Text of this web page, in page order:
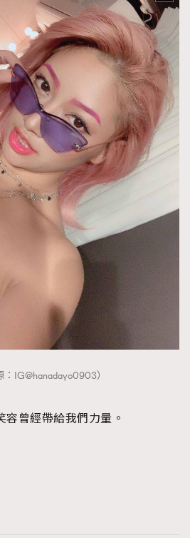
：IG@hanadayo0903）
容曾經帶給我們力量。